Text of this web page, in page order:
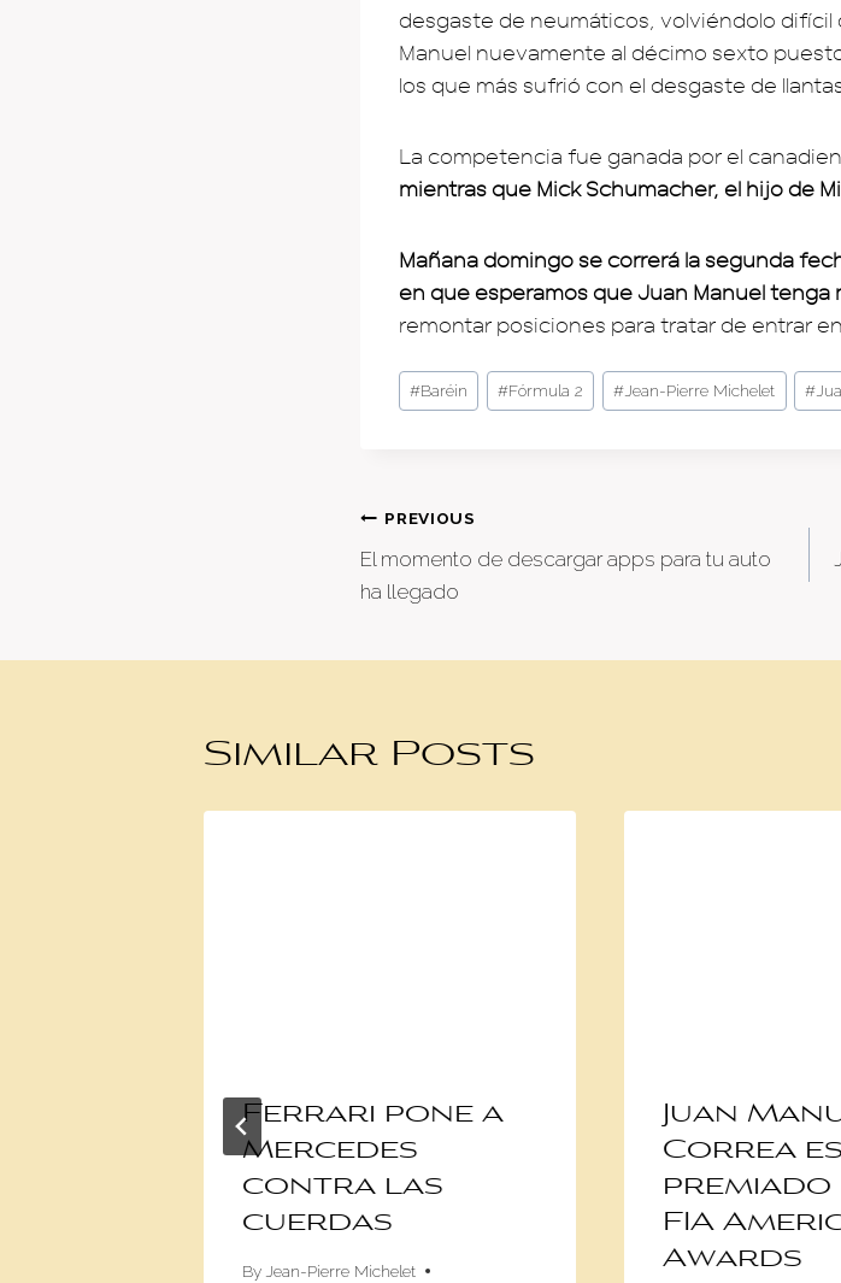
desgaste de neumáticos, volviéndolo
Manuel nuevamente al décimo sexto
los que más sufrió con el desgaste de
La competencia fue ganada por el
mientras que Mick Schumacher, el hijo de
Mañana domingo se correrá la segunda
en que esperamos que Juan Manuel tenga
remontar posiciones para tratar de entrar en
Post
Tags:
#Baréin #Fórmula 2 # Jean-Pierre Michelet #
Post
navigation
PREVIOUS
El momento de descargar apps para tu auto
ha llegado
Similar Posts
Ferrari pone a
Mercedes
contra las
cuerdas
By Jean-Pierre Michelet
Juan
Correa es
FIA
Awards